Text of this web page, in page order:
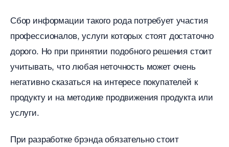
Сбор информации такого рода потребует участия
профессионалов, услуги которых стоят достаточно
дорого. Но при принятии подобного решения стоит
учитывать, что любая неточность может очень
негативно сказаться на интересе покупателей к
продукту и на методике продвижения продукта или
услуги.
При разработке брэнда обязательно стоит